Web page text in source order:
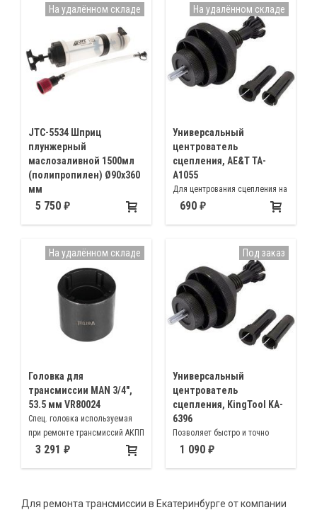
JTC-5534 Шприц
плунжерный
маслозаливной 1500мл
(полипропилен) Ø90х360
мм
Для перекачки масел и
5 750
На удалённом складе
Универсальный
центрователь
сцепления, AE&T TA-
A1055
Для центрования сцепления на
легковых автомобилях, малых
690
На удалённом складе
Головка для
трансмиссии MAN 3/4″,
53.5 мм VR80024
Спец. головка используемая
при ремонте трансмиссий АКПП
MAN3 291
На удалённом складе
Универсальный
центрователь
сцепления, KingTool KA-
6396
Позволяет быстро и точно
отцентрировать сцепление и
1 090
Под заказ
Для ремонта трансмиссии в Екатеринбурге от компании